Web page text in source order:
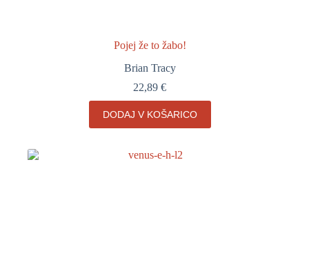
Pojej že to žabo!
Brian Tracy
22,89€
DODAJ V KOŠARICO